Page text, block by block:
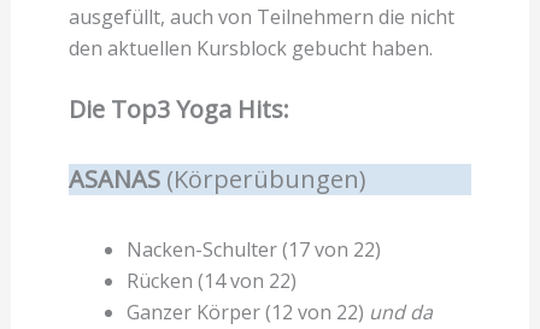
ausgefüllt, auch von Teilnehmern die nicht
den aktuellen Kursblock gebucht haben.
Die Top3 Yoga Hits:
ASANAS (Körperübungen)
Nacken-Schulter (17 von 22)
Rücken (14 von 22)
Ganzer Körper (12 von 22) und da